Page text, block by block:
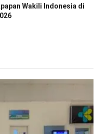
Wakili Indonesia di